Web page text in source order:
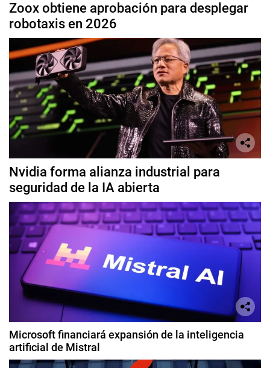
Zoox obtiene aprobación para desplegar
robotaxis en 2026
Nvidia forma alianza industrial para
seguridad de la IA abierta
Microsoft financiará expansión de la inteligencia
artificial de Mistral